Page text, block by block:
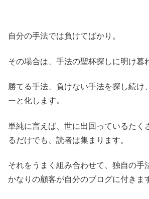
自分の手法では負けてばかり。
その場合は、手法の聖杯探しに明け暮
勝てる手法、負けない手法を探し続け
ーと化します。
単純に言えば、世に出回っているたく
るだけでも、読者は集まります。
それをうまく組み合わせて、独自の手
かなりの顧客が自分のブログに付きま